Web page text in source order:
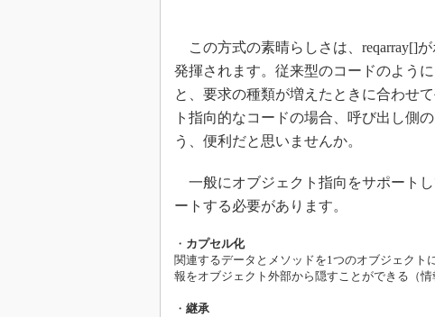
この方式の素晴らしさは、reqarray[]
発揮されます。従来型のコードのよう
と、要求の種類が増えたときに合わせ
ト指向的なコードの場合、呼び出し側
う、便利だと思いませんか。
一般にオブジェクト指向をサポート
ートする必要があります。
・ カプセル化
関連するデータとメソッドを1つのオブジェク
報をオブジェクト外部から隠すことができる（情
・ 継承